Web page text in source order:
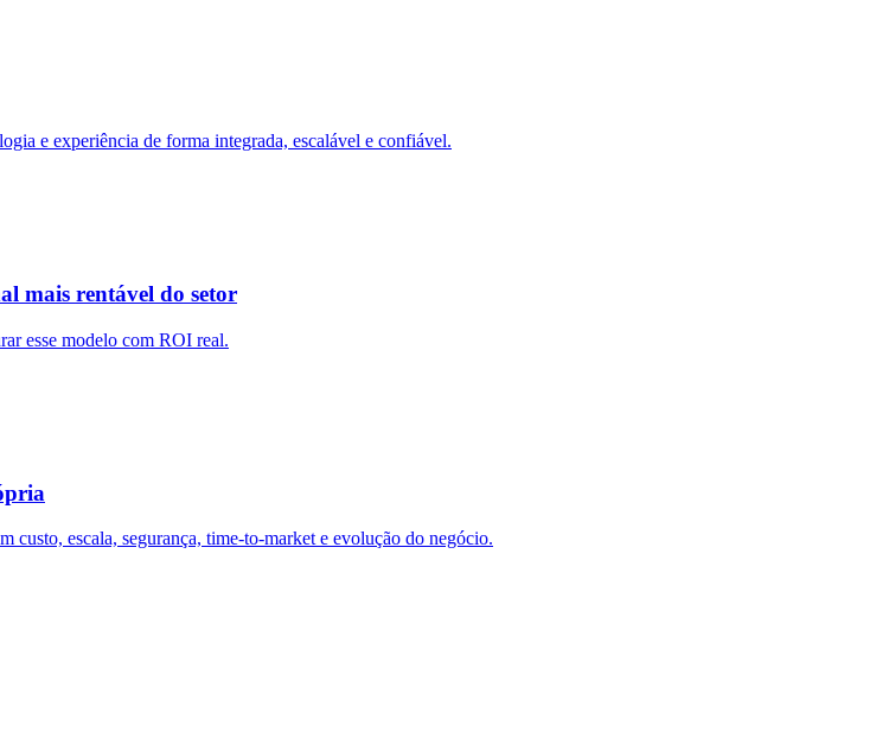
e experiência de forma integrada, escalável e confiável.
mais rentável do setor
esse modelo com ROI real.
custo, escala, segurança, time-to-market e evolução do negócio.